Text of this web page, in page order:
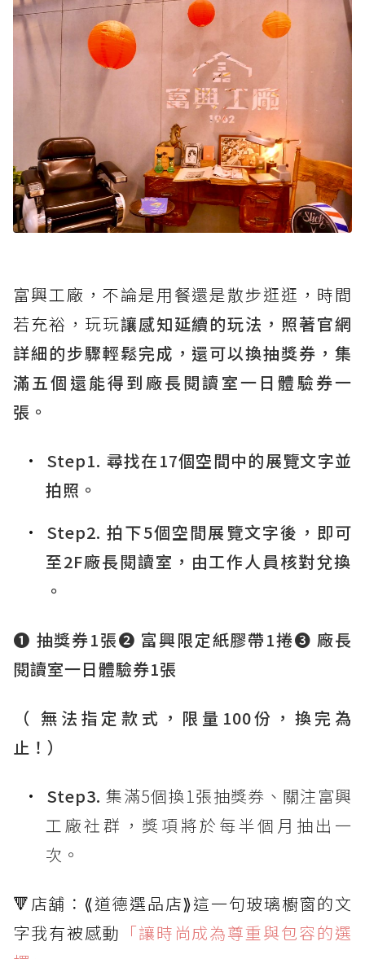
富興工廠，不論是用餐還是散步逛逛，時間
若充裕，玩玩讓感知延續的玩法，照著官網
詳細的步驟輕鬆完成，還可以換抽獎券，集
滿五個還能得到廠長閱讀室一日體驗券一
張。
Step1. ​尋找在17個空間中的展覽文字並
拍照。
Step2. 拍下5個空間展覽文字後，即可
至2F廠長閱讀室，由工作人員核對兌換​
。
❶ 抽獎券1張❷ 富興限定紙膠帶1捲❸ 廠長
閱讀室一日體驗券1張
（ 無法指定款式，限量100份，換完為
止！）
Step3.集滿5個換1張抽獎券、關注富興
工廠社群，獎項將於每半個月抽出一
次。
🔻店舖：⟪道德選品店⟫這一句玻璃櫥窗的文
字我有被感動 「讓時尚成為尊重與包容的選